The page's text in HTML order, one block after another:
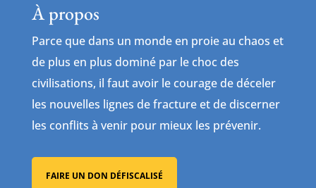
À propos
Parce que dans un monde en proie au chaos et
de plus en plus dominé par le choc des
civilisations, il faut avoir le courage de déceler
les nouvelles lignes de fracture et de discerner
les conflits à venir pour mieux les prévenir.
FAIRE UN DON DÉFISCALISÉ